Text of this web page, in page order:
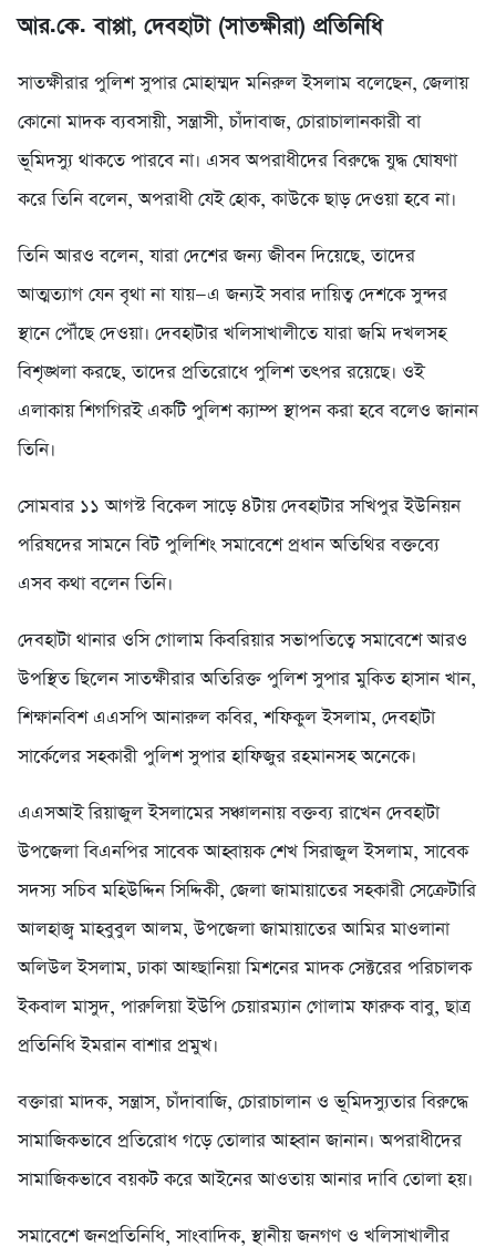
আর.কে. বাপ্পা, দেবহাটা (সাতক্ষীরা) প্রতিনিধি
সাতক্ষীরার পুলিশ সুপার মোহাম্মদ মনিরুল ইসলাম বলেছেন, জেলায়
কোনো মাদক ব্যবসায়ী, সন্ত্রাসী, চাঁদাবাজ, চোরাচালানকারী বা
ভূমিদস্যু থাকতে পারবে না। এসব অপরাধীদের বিরুদ্ধে যুদ্ধ ঘোষণা
করে তিনি বলেন, অপরাধী যেই হোক, কাউকে ছাড় দেওয়া হবে না।
তিনি আরও বলেন, যারা দেশের জন্য জীবন দিয়েছে, তাদের
আত্মত্যাগ যেন বৃথা না যায়—এ জন্যই সবার দায়িত্ব দেশকে সুন্দর
স্থানে পৌঁছে দেওয়া। দেবহাটার খলিসাখালীতে যারা জমি দখলসহ
বিশৃঙ্খলা করছে, তাদের প্রতিরোধে পুলিশ তৎপর রয়েছে। ওই
এলাকায় শিগগিরই একটি পুলিশ ক্যাম্প স্থাপন করা হবে বলেও জানান
তিনি।
সোমবার ১১ আগস্ট বিকেল সাড়ে ৪টায় দেবহাটার সখিপুর ইউনিয়ন
পরিষদের সামনে বিট পুলিশিং সমাবেশে প্রধান অতিথির বক্তব্যে
এসব কথা বলেন তিনি।
দেবহাটা থানার ওসি গোলাম কিবরিয়ার সভাপতিত্বে সমাবেশে আরও
উপস্থিত ছিলেন সাতক্ষীরার অতিরিক্ত পুলিশ সুপার মুকিত হাসান খান,
শিক্ষানবিশ এএসপি আনারুল কবির, শফিকুল ইসলাম, দেবহাটা
সার্কেলের সহকারী পুলিশ সুপার হাফিজুর রহমানসহ অনেকে।
এএসআই রিয়াজুল ইসলামের সঞ্চালনায় বক্তব্য রাখেন দেবহাটা
উপজেলা বিএনপির সাবেক আহ্বায়ক শেখ সিরাজুল ইসলাম, সাবেক
সদস্য সচিব মহিউদ্দিন সিদ্দিকী, জেলা জামায়াতের সহকারী সেক্রেটারি
আলহাজ্ব মাহবুবুল আলম, উপজেলা জামায়াতের আমির মাওলানা
অলিউল ইসলাম, ঢাকা আহ্ছানিয়া মিশনের মাদক সেক্টরের পরিচালক
ইকবাল মাসুদ, পারুলিয়া ইউপি চেয়ারম্যান গোলাম ফারুক বাবু, ছাত্র
প্রতিনিধি ইমরান বাশার প্রমুখ।
বক্তারা মাদক, সন্ত্রাস, চাঁদাবাজি, চোরাচালান ও ভূমিদস্যুতার বিরুদ্ধে
সামাজিকভাবে প্রতিরোধ গড়ে তোলার আহ্বান জানান। অপরাধীদের
সামাজিকভাবে বয়কট করে আইনের আওতায় আনার দাবি তোলা হয়।
সমাবেশে জনপ্রতিনিধি, সাংবাদিক, স্থানীয় জনগণ ও খলিসাখালীর